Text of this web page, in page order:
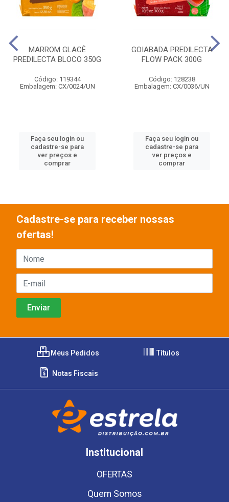
MARROM GLACÊ
PREDILECTA BLOCO 350G
Código: 119344
Embalagem: CX/0024/UN
Faça seu login ou
cadastre-se para
ver preços e
comprar
GOIABADA PREDILECTA
FLOW PACK 300G
Código: 128238
Embalagem: CX/0036/UN
Faça seu login ou
cadastre-se para
ver preços e
comprar
Cadastre-se para receber nossas
ofertas!
Meus Pedidos Títulos
Notas Fiscais
Institucional
OFERTAS
Quem Somos